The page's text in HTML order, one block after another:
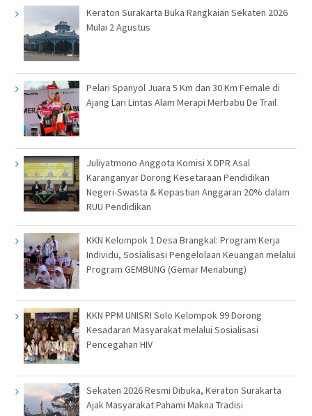
Keraton Surakarta Buka Rangkaian Sekaten 2026
Mulai 2 Agustus
Pelari Spanyol Juara 5 Km dan 30 Km Female di
Ajang Lari Lintas Alam Merapi Merbabu De Trail
Juliyatmono Anggota Komisi X DPR Asal
Karanganyar Dorong Kesetaraan Pendidikan
Negeri-Swasta & Kepastian Anggaran 20% dalam
RUU Pendidikan
KKN Kelompok 1 Desa Brangkal: Program Kerja
Individu, Sosialisasi Pengelolaan Keuangan melalui
Program GEMBUNG (Gemar Menabung)
KKN PPM UNISRI Solo Kelompok 99 Dorong
Kesadaran Masyarakat melalui Sosialisasi
Pencegahan HIV
Sekaten 2026 Resmi Dibuka, Keraton Surakarta
Ajak Masyarakat Pahami Makna Tradisi